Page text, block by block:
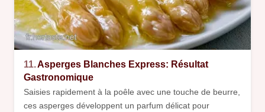
11.Asperges Blanches Express: Résultat
Gastronomique
Saisies rapidement à la poêle avec une touche de beurre,
ces asperges développent un parfum délicat pour